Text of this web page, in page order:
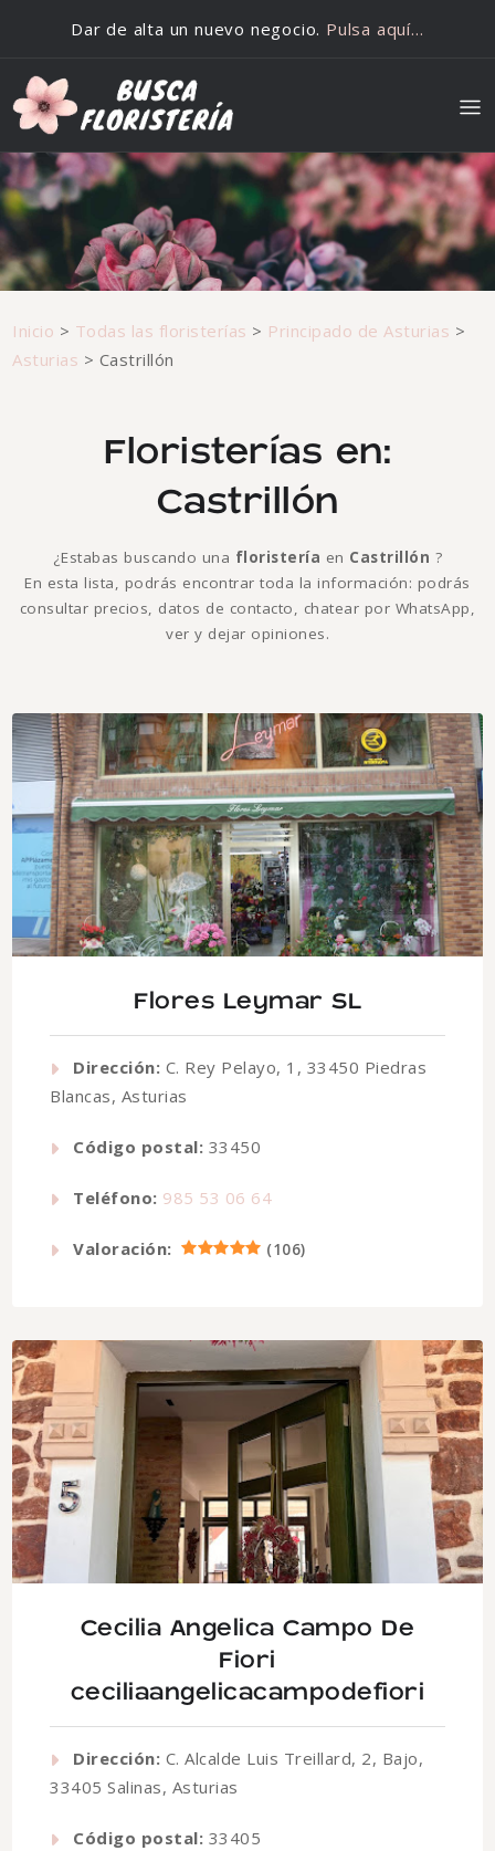
Dar de alta un nuevo negocio. Pulsa aquí…
Inicio > Todas las floristerías > Principado de Asturias >
Asturias > Castrillón
Floristerías en:
Castrillón
¿Estabas buscando una floristería en Castrillón ?
En esta lista, podrás encontrar toda la información: podrás
consultar precios, datos de contacto, chatear por WhatsApp,
ver y dejar opiniones.
Flores Leymar SL
Dirección: C. Rey Pelayo, 1, 33450 Piedras
Blancas, Asturias
Código postal: 33450
Teléfono: 985 53 06 64
Valoración: (106)
Cecilia Angelica Campo De
Fiori
ceciliaangelicacampodefiori
Dirección: C. Alcalde Luis Treillard, 2, Bajo,
33405 Salinas, Asturias
Código postal: 33405